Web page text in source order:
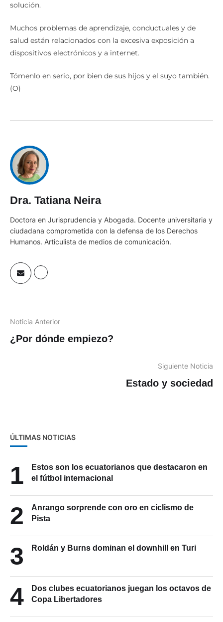
solución.
Muchos problemas de aprendizaje, conductuales y de
salud están relacionados con la excesiva exposición a
dispositivos electrónicos y a internet.
Tómenlo en serio, por bien de sus hijos y el suyo también.
(O)
Dra. Tatiana Neira
Doctora en Jurisprudencia y Abogada. Docente universitaria y
ciudadana comprometida con la defensa de los Derechos
Humanos. Articulista de medios de comunicación.
Noticia Anterior
¿Por dónde empiezo?
Siguiente Noticia
Estado y sociedad
ÚLTIMAS NOTICIAS
1
Estos son los ecuatorianos que destacaron en
el fútbol internacional
2
Anrango sorprende con oro en ciclismo de
Pista
3 Roldán y Burns dominan el downhill en Turi
4
Dos clubes ecuatorianos juegan los octavos de
Copa Libertadores